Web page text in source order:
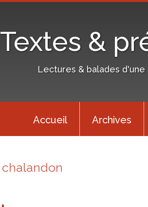
Textes &
Lectures & balades
Accueil Archives
chalandon